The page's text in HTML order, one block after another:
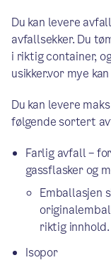
Du kan levere
avfallsekker. Du
i riktig container,
usikker.vor mye
Du kan levere
følgende sortert
Farlig avfall –
gassflasker og
Emballasjen
riktig innhold.
Isopor